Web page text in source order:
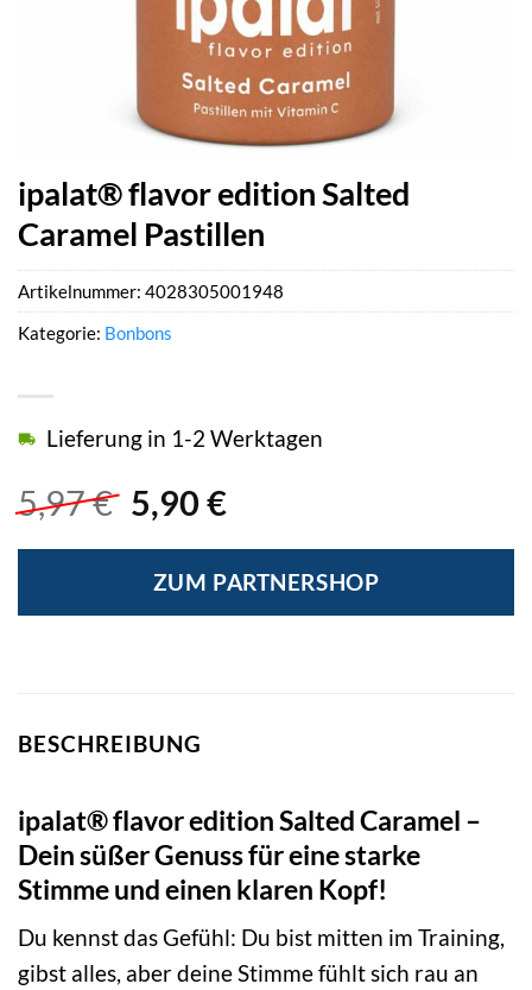
ipalat® flavor edition Salted
Caramel Pastillen
5,97€ Ursprünglicher
war:
5,97 €
5,90 €Aktueller
ist:
5,90 €.
Lieferung in 1-2 Werktagen
ZUM PARTNERSHOP
Artikelnummer: 4028305001948
Kategorie: Bonbons
BESCHREIBUNG
ipalat® flavor edition Salted Caramel –
Dein süßer Genuss für eine starke
Stimme und einen klaren Kopf!
Du kennst das Gefühl: Du bist mitten im Training,
gibst alles, aber deine Stimme fühlt sich rau an